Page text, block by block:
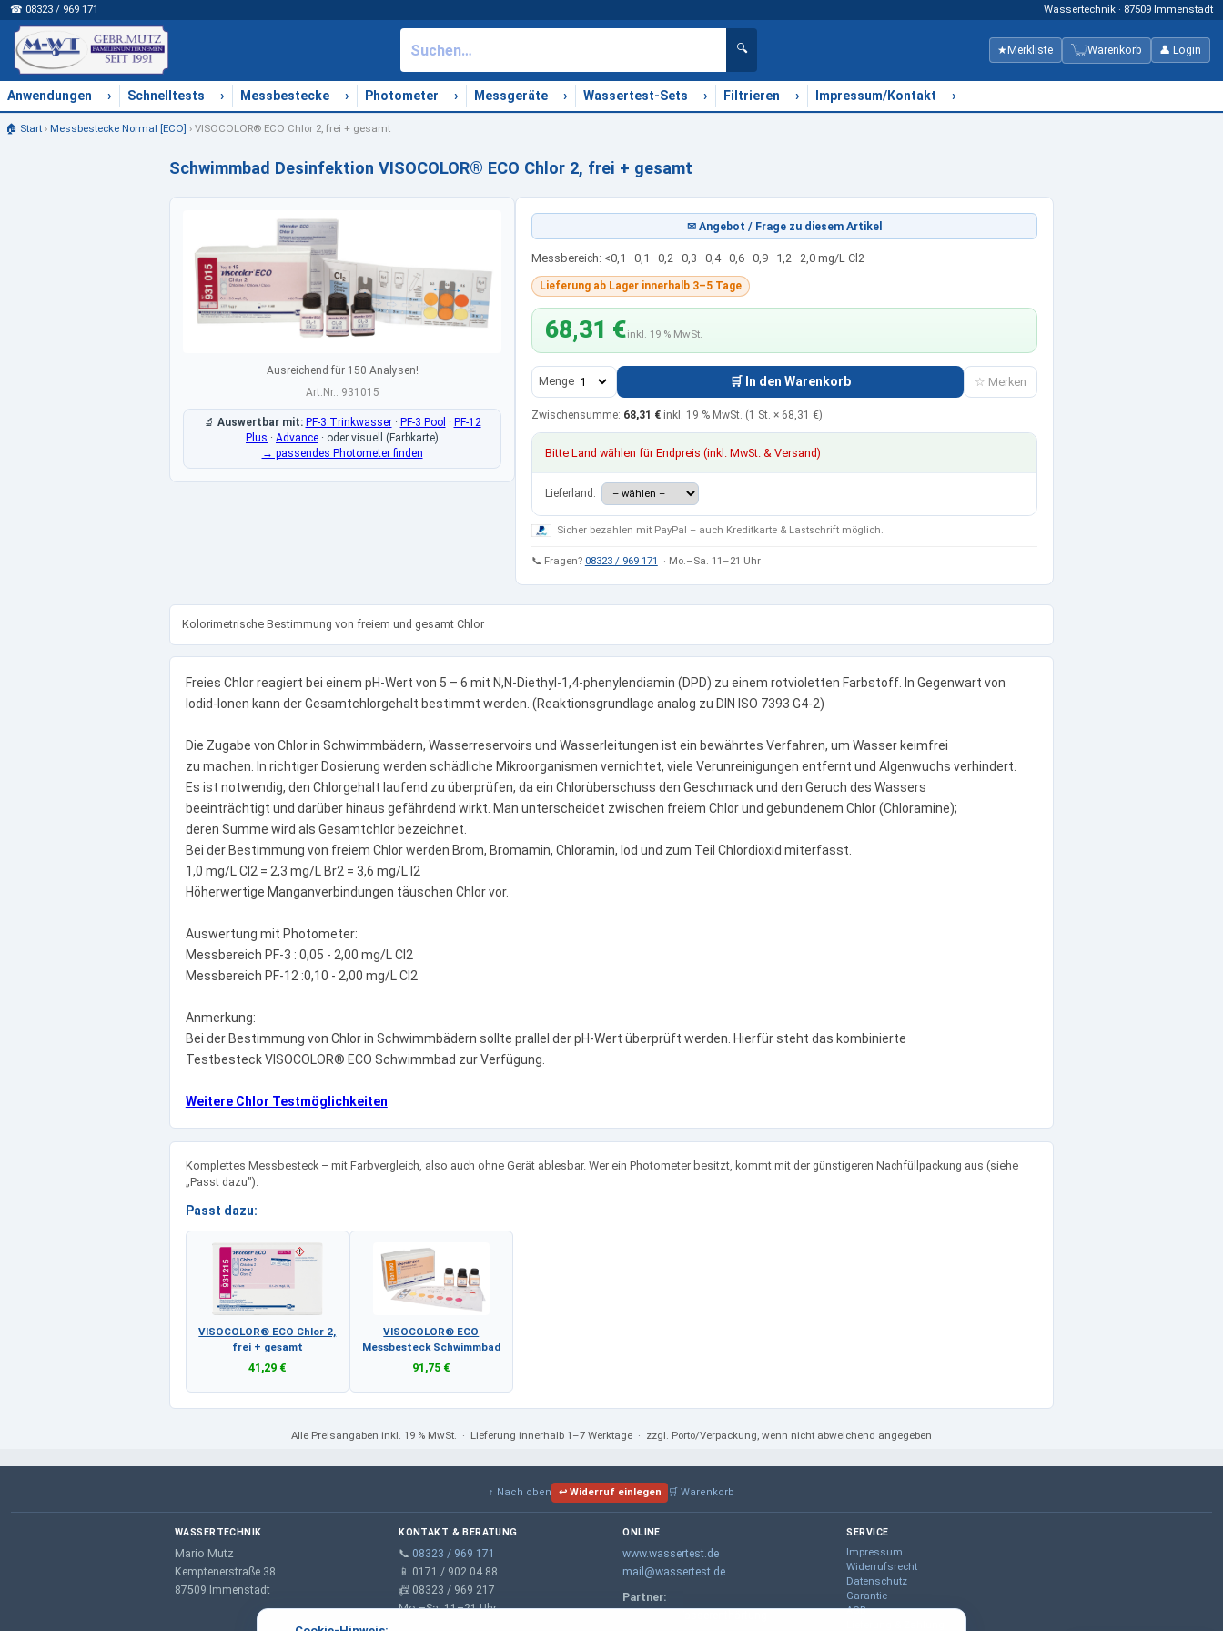
☎ 08323 / 969 171 Wassertechnik · 87509 Immenstadt
🔍 ★ Merkliste Warenkorb 👤 Login
Anwendungen › Schnelltests › Messbestecke › Photometer › Messgeräte › Wassertest-Sets › Filtrieren › Impressum/Kontakt ›
🏠 Start› Messbestecke Normal [ECO] › VISOCOLOR® ECO Chlor 2, frei + gesamt
Schwimmbad Desinfektion VISOCOLOR® ECO Chlor 2, frei + gesamt
Ausreichend für 150 Analysen!
Art.Nr.: 931015
🔬 Auswertbar mit: PF-3 Trinkwasser· PF-3 Pool · PF-12
Plus · Advance · oder visuell (Farbkarte)
→ passendes Photometer finden
✉ Angebot / Frage zu diesem Artikel
Messbereich: <0,1 · 0,1 · 0,2 · 0,3 · 0,4 · 0,6 · 0,9 · 1,2 · 2,0 mg/L Cl2
Lieferung ab Lager innerhalb 3–5 Tage
68,31 €inkl. 19 % MwSt.
Menge 🛒 In den Warenkorb ☆ Merken
Zwischensumme: 68,31 € inkl. 19 % MwSt. (1 St. × 68,31 €)
Bitte Land wählen für Endpreis (inkl. MwSt. & Versand)
Lieferland:
Sicher bezahlen mit PayPal – auch Kreditkarte & Lastschrift möglich.
📞 Fragen? 08323 / 969 171 · Mo.–Sa. 11–21 Uhr
Kolorimetrische Bestimmung von freiem und gesamt Chlor
Freies Chlor reagiert bei einem pH-Wert von 5 – 6 mit N,N-Diethyl-1,4-phenylendiamin (DPD) zu einem rotvioletten Farbstoff. In Gegenwart von
Iodid-Ionen kann der Gesamtchlorgehalt bestimmt werden. (Reaktionsgrundlage analog zu DIN ISO 7393 G4-2)
Die Zugabe von Chlor in Schwimmbädern, Wasserreservoirs und Wasserleitungen ist ein bewährtes Verfahren, um Wasser keimfrei
zu machen. In richtiger Dosierung werden schädliche Mikroorganismen vernichtet, viele Verunreinigungen entfernt und Algenwuchs verhindert.
Es ist notwendig, den Chlorgehalt laufend zu überprüfen, da ein Chlorüberschuss den Geschmack und den Geruch des Wassers
beeinträchtigt und darüber hinaus gefährdend wirkt. Man unterscheidet zwischen freiem Chlor und gebundenem Chlor (Chloramine);
deren Summe wird als Gesamtchlor bezeichnet.
Bei der Bestimmung von freiem Chlor werden Brom, Bromamin, Chloramin, Iod und zum Teil Chlordioxid miterfasst.
1,0 mg/L Cl2 = 2,3 mg/L Br2 = 3,6 mg/L I2
Höherwertige Manganverbindungen täuschen Chlor vor.
Auswertung mit Photometer:
Messbereich PF-3 : 0,05 - 2,00 mg/L Cl2
Messbereich PF-12 :0,10 - 2,00 mg/L Cl2
Anmerkung:
Bei der Bestimmung von Chlor in Schwimmbädern sollte prallel der pH-Wert überprüft werden. Hierfür steht das kombinierte
Testbesteck VISOCOLOR® ECO Schwimmbad zur Verfügung.
Weitere Chlor Testmöglichkeiten
Komplettes Messbesteck – mit Farbvergleich, also auch ohne Gerät ablesbar. Wer ein Photometer besitzt, kommt mit der günstigeren Nachfüllpackung aus (siehe
„Passt dazu").
Passt dazu:
VISOCOLOR® ECO Chlor 2,
frei + gesamt
41,29 €
VISOCOLOR® ECO
Messbesteck Schwimmbad
91,75 €
Alle Preisangaben inkl. 19 % MwSt. · Lieferung innerhalb 1–7 Werktage · zzgl. Porto/Verpackung, wenn nicht abweichend angegeben
↑ Nach oben ↩ Widerruf einlegen 🛒 Warenkorb
WASSERTECHNIK
Mario Mutz
Kemptenerstraße 38
87509 Immenstadt
KONTAKT & BERATUNG
📞 08323 / 969 171
📱 0171 / 902 04 88
📠 08323 / 969 217
Mo.–Sa. 11–21 Uhr
ONLINE
www.wassertest.de
mail@wassertest.de
Partner:
SERVICE
Impressum
Widerrufsrecht
Datenschutz
Garantie
AGB